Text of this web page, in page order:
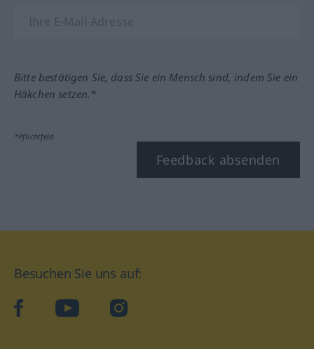
Bitte bestätigen Sie, dass Sie ein Mensch sind, indem Sie ein
Häkchen setzen.*
*Pflichtfeld
Feedback absenden
Besuchen Sie uns auf:
facebookYouTube Instagram